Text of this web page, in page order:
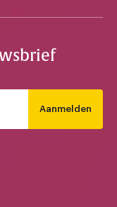
Aanmelden